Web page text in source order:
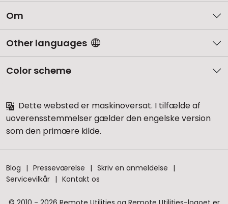
Om
Other languages
Color scheme
Dette websted er maskinoversat. I tilfælde af
uoverensstemmelser gælder den engelske version
som den primære kilde.
Blog Presseværelse
Skriv en anmeldelse
Servicevilkår
Kontakt os